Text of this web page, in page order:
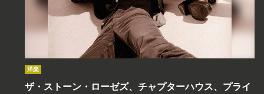
洋楽
ザ・ストーン・ローゼズ、チャプターハウス、プライ